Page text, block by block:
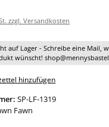
zzgl. Versandkosten
auf Lager - Schreibe eine Mail,
wünscht!
hinzufügen
SP-LF-1319
Fawn